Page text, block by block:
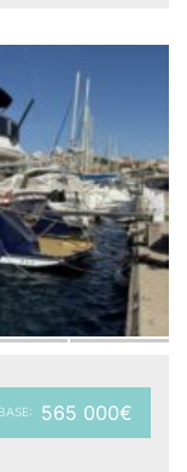
565 000€